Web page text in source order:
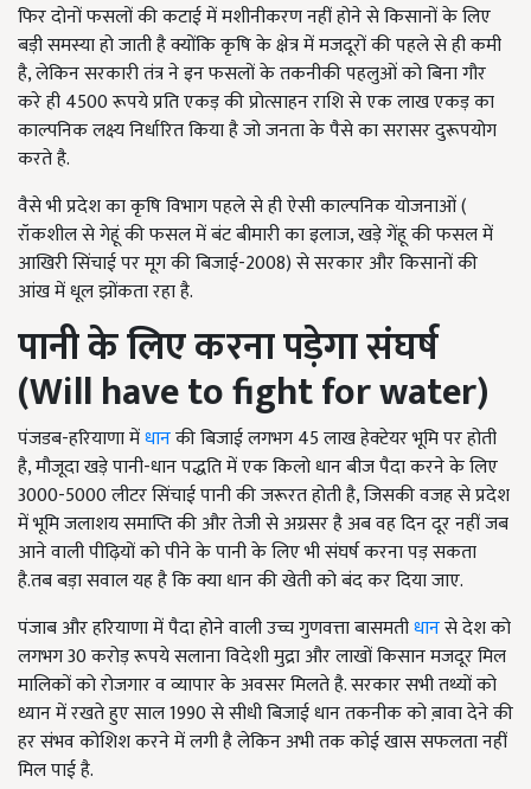
फिर दोनों फसलों की कटाई में मशीनीकरण नहीं होने से किसानों के लिए
बड़ी समस्या हो जाती है क्योंकि कृषि के क्षेत्र में मजदूरों की पहले से ही कमी
है, लेकिन सरकारी तंत्र ने इन फसलों के तकनीकी पहलुओं को बिना गौर
करे ही 4500 रूपये प्रति एकड़ की प्रोत्साहन राशि से एक लाख एकड़ का
काल्पनिक लक्ष्य निर्धारित किया है जो जनता के पैसे का सरासर दुरूपयोग
करते है.
वैसे भी प्रदेश का कृषि विभाग पहले से ही ऐसी काल्पनिक योजनाओं (
रॉकशील से गेहूं की फसल में बंट बीमारी का इलाज, खड़े गेंहू की फसल में
आखिरी सिंचाई पर मूग की बिजाई-2008) से सरकार और किसानों की
आंख में धूल झोंकता रहा है.
पानीकेलिएकरनापड़ेगासंघर्ष
(Will have to fight for water)
पंजडब-हरियाणा मेंधानकी बिजाई लगभग 45 लाख हेक्टेयर भूमि पर होती
है, मौजूदा खड़े पानी-धान पद्धति में एक किलो धान बीज पैदा करने के लिए
3000-5000 लीटर सिंचाई पानी की जरूरत होती है, जिसकी वजह से प्रदेश
में भूमि जलाशय समाप्ति की और तेजी से अग्रसर है अब वह दिन दूर नहीं जब
आने वाली पीढ़ियों को पीने के पानी के लिए भी संघर्ष करना पड़ सकता
है.तब बड़ा सवाल यह है कि क्या धान की खेती को बंद कर दिया जाए.
पंजाब और हरियाणा में पैदा होने वाली उच्च गुणवत्ता बासमतीधानसे देश को
लगभग 30 करोड़ रूपये सलाना विदेशी मुद्रा और लाखों किसान मजदूर मिल
मालिकों को रोजगार व व्यापार के अवसर मिलते है. सरकार सभी तथ्यों को
ध्यान में रखते हुए साल 1990 से सीधी बिजाई धान तकनीक को ब़ावा देने की
हर संभव कोशिश करने में लगी है लेकिन अभी तक कोई खास सफलता नहीं
मिल पाई है.